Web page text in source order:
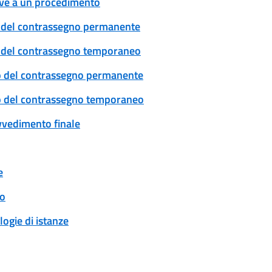
contrassegno permanente
contrassegno temporaneo
contrassegno permanente
contrassegno temporaneo
finale
di istanze